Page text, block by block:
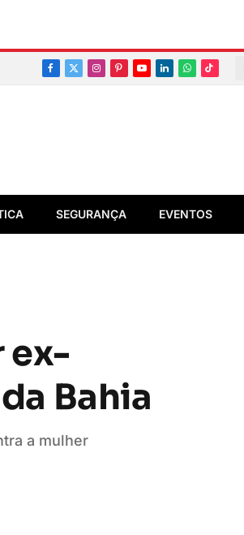
Facebook
X
Instagram
PinterestYouTubeLinkedInWhatsapp
TikTok
SEGURANÇA EVENTOS
ex-
Bahia
a mulher